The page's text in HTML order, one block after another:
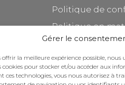
Gérer le
offrir la meilleure expérience possible, nous
cookies pour stocker et/ou accéder aux
ces technologies, vous nous autorisez à
Politique de
Politique en
Entretenir votre
Subventions